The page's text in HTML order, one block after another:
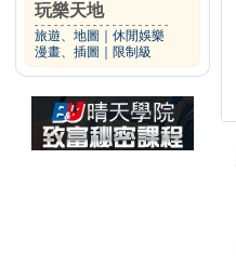
玩樂天地
旅遊、地圖
休閒娛樂
漫畫、插圖
限制級